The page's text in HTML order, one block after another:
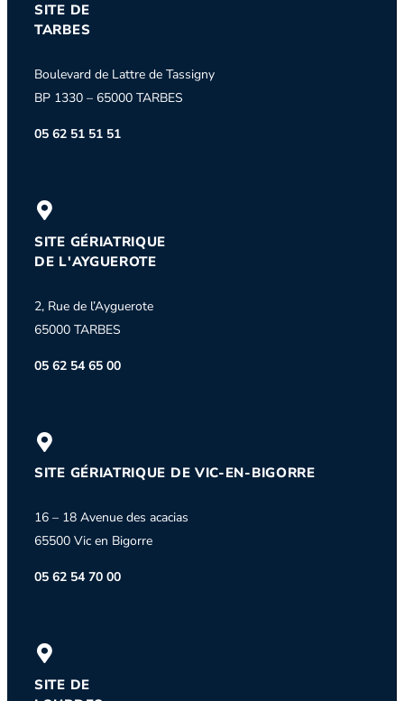
SITE DE
TARBES
Boulevard de Lattre de Tassigny
BP 1330 – 65000 TARBES
05 62 51 51 51
SITE GÉRIATRIQUE
DE L'AYGUEROTE
2, Rue de l’Ayguerote
65000 TARBES
05 62 54 65 00
SITE GÉRIATRIQUE DE VIC-EN-BIGORRE
16 – 18 Avenue des acacias
65500 Vic en Bigorre
05 62 54 70 00
SITE DE